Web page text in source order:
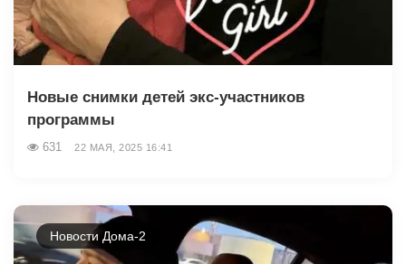
Новые снимки детей экс-участников
программы
631 22 МАЯ, 2025 16:41
Новости Дома-2